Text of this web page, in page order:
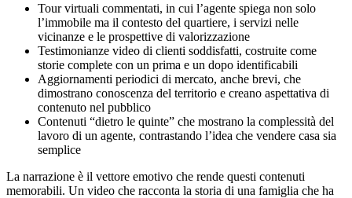
Tour virtuali commentati, in cui l’agente spiega non solo
l’immobile ma il contesto del quartiere, i servizi nelle
vicinanze e le prospettive di valorizzazione
Testimonianze video di clienti soddisfatti, costruite come
storie complete con un prima e un dopo identificabili
Aggiornamenti periodici di mercato, anche brevi, che
dimostrano conoscenza del territorio e creano aspettativa di
contenuto nel pubblico
Contenuti “dietro le quinte” che mostrano la complessità del
lavoro di un agente, contrastando l’idea che vendere casa sia
semplice
La narrazione è il vettore emotivo che rende questi contenuti
memorabili. Un video che racconta la storia di una famiglia che ha